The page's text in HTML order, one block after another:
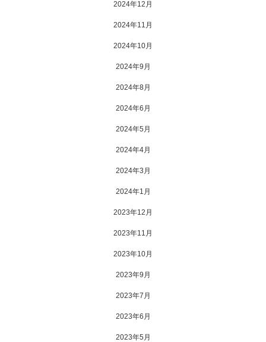
2024年12月
2024年11月
2024年10月
2024年9月
2024年8月
2024年6月
2024年5月
2024年4月
2024年3月
2024年1月
2023年12月
2023年11月
2023年10月
2023年9月
2023年7月
2023年6月
2023年5月